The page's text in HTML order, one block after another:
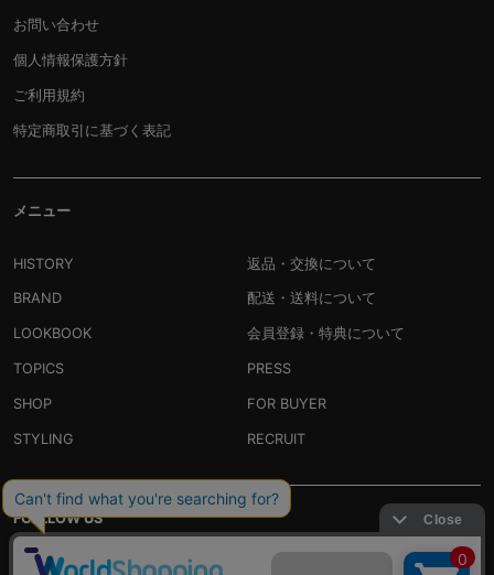
お問い合わせ
個人情報保護方針
ご利用規約
特定商取引に基づく表記
メニュー
HISTORY
BRAND
LOOKBOOK
TOPICS
SHOP
STYLING
返品・交換について
配送・送料について
会員登録・特典について
PRESS
FOR BUYER
RECRUIT
FOLLLOW US